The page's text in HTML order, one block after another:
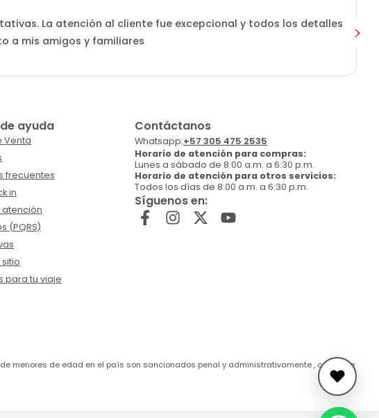
La atención al cliente fue excepcional y todos los detalles
a mis amigos y familiares
ayuda
Venta
frecuentes
in
atención
(PQRS)
para tu viaje
Contáctanos
Whatsapp:+57 305 475 2535
Horario de atención para compras:
Lunes a sábado de 8:00 a.m. a 6:30 p.m.
Horario de atención para otros servicios:
Todos los días de 8:00 a.m. a 6:30 p.m.
Síguenos en:
menores de edad en el país son sancionados penal y administrativamente , conforme